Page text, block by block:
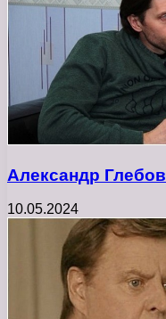
Александр Глебов
10.05.2024